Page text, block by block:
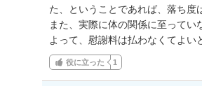
た、ということであれば、落ち度
また、実際に体の関係に至ってい
よって、慰謝料は払わなくてよい
役に立った 1